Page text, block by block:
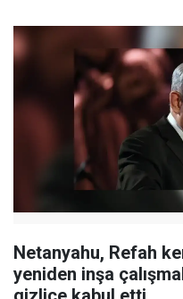
Netanyahu, Refah
yeniden inşa